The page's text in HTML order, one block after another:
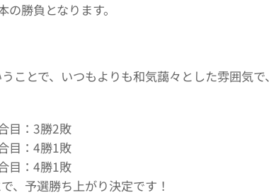
の勝負となります。
ことで、いつもよりも和気藹々とした雰囲気
目：3勝2敗
目：4勝1敗
目：4勝1敗
、予選勝ち上がり決定です！